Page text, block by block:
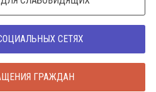
СЕТЯХ
ГРАЖДАН